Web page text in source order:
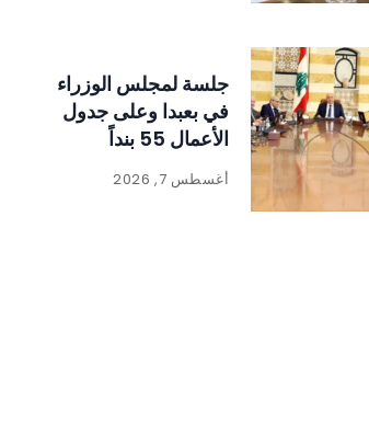
جلسة لمجلس الوزراء
في بعبدا وعلى جدول
الأعمال 55 بنداً
أغسطس 7, 2026